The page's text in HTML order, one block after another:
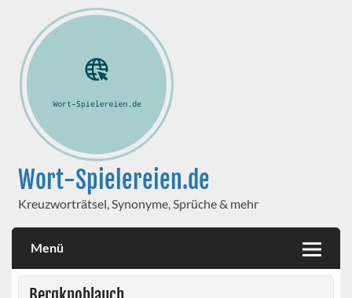
Wort-Spielereien.de
Kreuzworträtsel, Synonyme, Sprüche & mehr
Menü